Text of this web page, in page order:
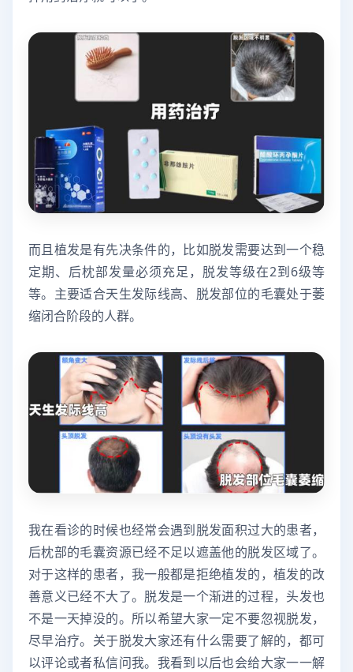
而且植发是有先决条件的，比如脱发需要达到一个稳
定期、后枕部发量必须充足，脱发等级在2到6级等
等。主要适合天生发际线高、脱发部位的毛囊处于萎
缩闭合阶段的人群。
我在看诊的时候也经常会遇到脱发面积过大的患者，
后枕部的毛囊资源已经不足以遮盖他的脱发区域了。
对于这样的患者，我一般都是拒绝植发的，植发的改
善意义已经不大了。脱发是一个渐进的过程，头发也
不是一天掉没的。所以希望大家一定不要忽视脱发，
尽早治疗。关于脱发大家还有什么需要了解的，都可
以评论或者私信问我。我看到以后也会给大家一一解